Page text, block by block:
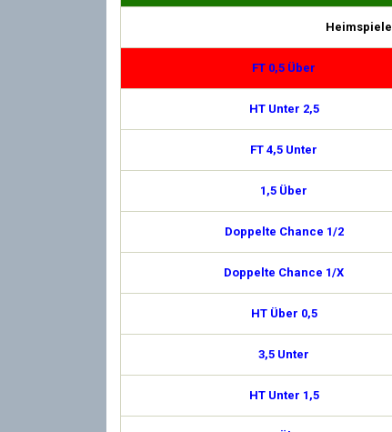
Heimspiele
FT 0,5 Über
HT Unter 2,5
FT 4,5 Unter
1,5 Über
Doppelte Chance 1/2
Doppelte Chance 1/X
HT Über 0,5
3,5 Unter
HT Unter 1,5